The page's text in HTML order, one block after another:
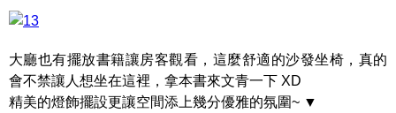
大廳也有擺放書籍讓房客觀看，這麼舒適的沙發坐椅，真的
會不禁讓人想坐在這裡，拿本書來文青一下 XD
精美的燈飾擺設更讓空間添上幾分優雅的氛圍~ ▼